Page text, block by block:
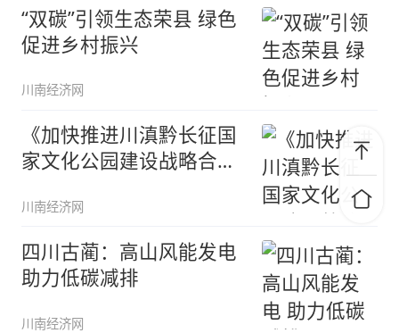
“双碳”引领生态荣县 绿色
促进乡村振兴
川南经济网
《加快推进川滇黔长征国
家文化公园建设战略合作
川南经济网
四川古蔺：高山风能发电
助力低碳减排
川南经济网